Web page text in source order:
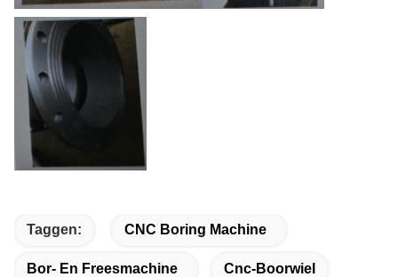
Taggen: CNC Boring Machine
Bor- En Freesmachine Cnc-Boorwiel